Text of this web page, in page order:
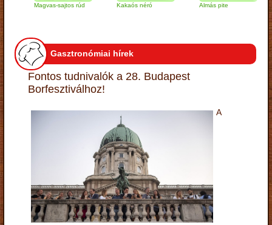
Magvas-sajtos rúd Kakaós néró Almás pite
Gasztronómiai hírek
Fontos tudnivalók a 28. Budapest
Borfesztiválhoz!
A